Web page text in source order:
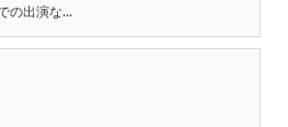
の出演な...